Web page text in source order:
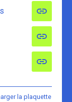
la plaquette